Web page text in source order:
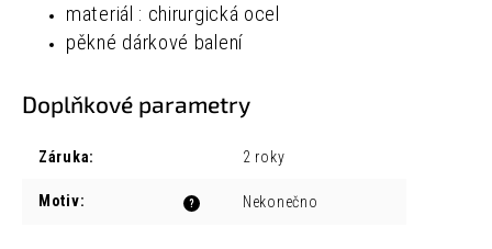
materiál : chirurgická ocel
pěkné dárkové balení
Doplňkové parametry
Záruka: 2 roky
?
Motiv: Nekonečno